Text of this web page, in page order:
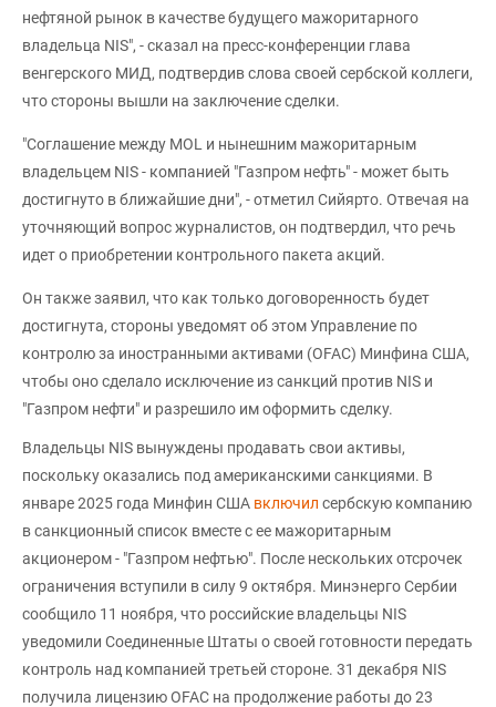
нефтяной рынок в качестве будущего мажоритарного
владельца NIS", - сказал на пресс-конференции глава
венгерского МИД, подтвердив слова своей сербской коллеги,
что стороны вышли на заключение сделки.
"Соглашение между MOL и нынешним мажоритарным
владельцем NIS - компанией "Газпром нефть" - может быть
достигнуто в ближайшие дни", - отметил Сийярто. Отвечая на
уточняющий вопрос журналистов, он подтвердил, что речь
идет о приобретении контрольного пакета акций.
Он также заявил, что как только договоренность будет
достигнута, стороны уведомят об этом Управление по
контролю за иностранными активами (OFAC) Минфина США,
чтобы оно сделало исключение из санкций против NIS и
"Газпром нефти" и разрешило им оформить сделку.
Владельцы NIS вынуждены продавать свои активы,
поскольку оказались под американскими санкциями. В
январе 2025 года Минфин США включил сербскую компанию
в санкционный список вместе с ее мажоритарным
акционером - "Газпром нефтью". После нескольких отсрочек
ограничения вступили в силу 9 октября. Минэнерго Сербии
сообщило 11 ноября, что российские владельцы NIS
уведомили Соединенные Штаты о своей готовности передать
контроль над компанией третьей стороне. 31 декабря NIS
получила лицензию OFAC на продолжение работы до 23